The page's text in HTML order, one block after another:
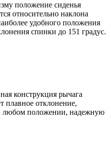
положение сиденья
относительно наклона
удобного положения
спинки до 151 градус.
конструкция рычага
плавное отклонение,
любом положении, надежную